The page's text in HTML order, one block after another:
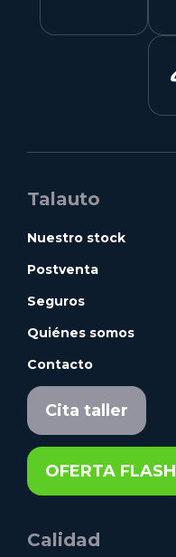
Talauto
Nuestro stock
Postventa
Seguros
Quiénes somos
Contacto
Cita taller
OFERTA FLASH
Calidad